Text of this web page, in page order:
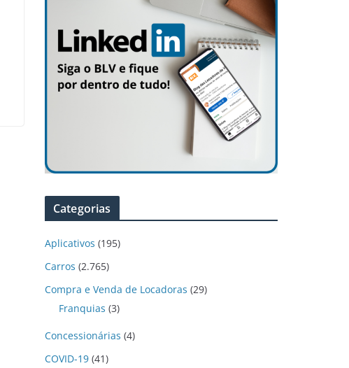
Categorias
Aplicativos (195)
Carros (2.765)
Compra e Venda de Locadoras (29)
Franquias (3)
Concessionárias (4)
COVID-19 (41)